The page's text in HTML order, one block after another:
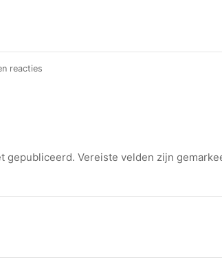
reacties
Hoogeveen
gepubliceerd. Vereiste velden zijn